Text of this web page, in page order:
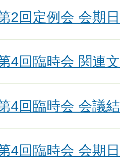
2回定例会 会期
4回臨時会 関連
4回臨時会 会議
4回臨時会 会期